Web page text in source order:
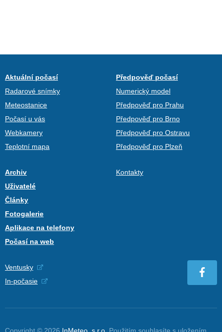
Aktuální počasí
Radarové snímky
Meteostanice
Počasí u vás
Webkamery
Teplotní mapa
Předpověď počasí
Numerický model
Předpověď pro Prahu
Předpověď pro Brno
Předpověď pro Ostravu
Předpověď pro Plzeň
Archiv
Uživatelé
Články
Fotogalerie
Aplikace na telefony
Počasí na web
Kontakty
Ventusky
In-počasie
Copyright © 2026 InMeteo, s.r.o. Použitím souhlasíte s uložením